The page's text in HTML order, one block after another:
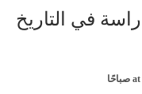
في التاريخ